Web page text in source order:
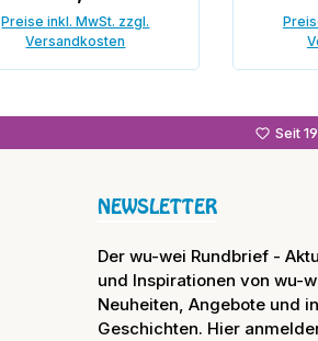
Preise inkl. MwSt. zzgl.
Versandkosten
Seit
NEWSLETTER
Der wu-wei Rundbrief -
und Inspirationen von wu-
Neuheiten, Angebote und
Geschichten. Hier